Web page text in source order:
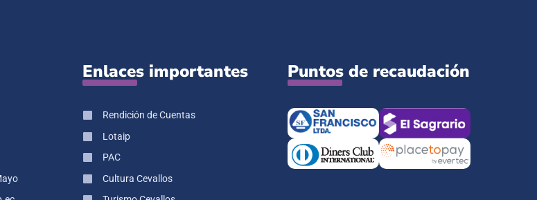
Enlaces importantes
Rendición de Cuentas
Lotaip
PAC
Cultura Cevallos
Puntos de recaudación